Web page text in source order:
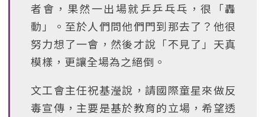
者會，果然一出場就乒乒乓乓，很「轟
動」。至於人們問他們門到那去了？他很
努力想了一會，然後才說「不見了」天真
模樣，更讓全場為之絕倒。
文工會主任祝基瀅說，請國際童星來做反
毒宣傳，主要是基於教育的立場，希望透